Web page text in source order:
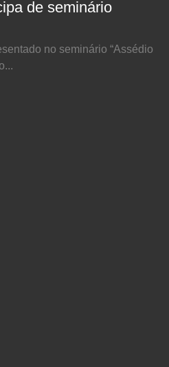
de seminário
no seminário “Assédio